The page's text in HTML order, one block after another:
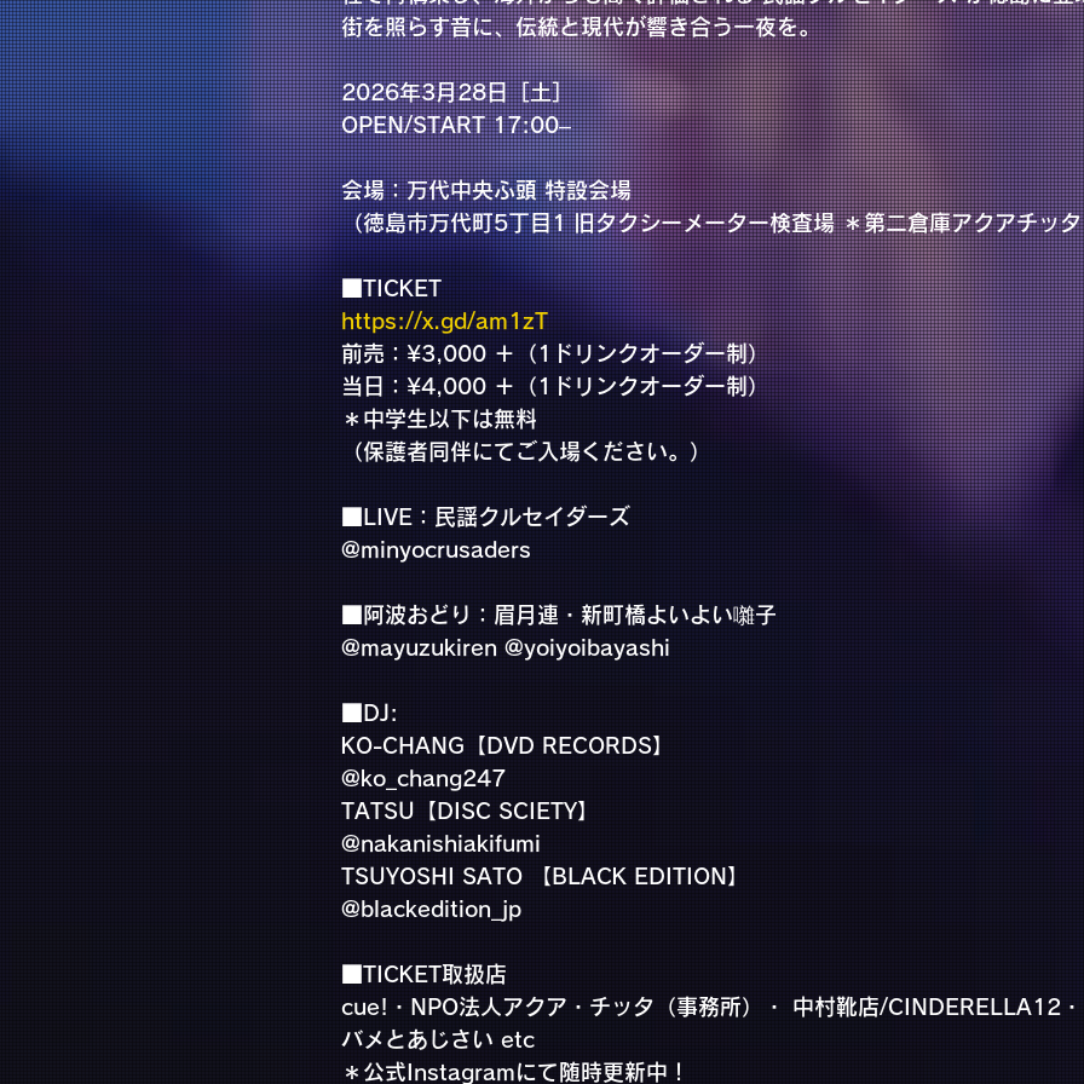
街を照らす音に、伝統と現代が響き合う一夜を。
2026年3月28日［土］
OPEN/START 17:00–
会場：万代中央ふ頭 特設会場
（徳島市万代町5丁目1 旧タクシーメーター検査場 ＊第二倉庫アクアチッ
■TICKET
https://x.gd/am1zT
前売：¥3,000 ＋（1ドリンクオーダー制）
当日：¥4,000 ＋（1ドリンクオーダー制）
＊中学生以下は無料
（保護者同伴にてご入場ください。）
■LIVE：民謡クルセイダーズ
@minyocrusaders
■阿波おどり：眉月連・新町橋よいよい囃子
@mayuzukiren @yoiyoibayashi
■DJ:
KO-CHANG【DVD RECORDS】
@ko_chang247
TATSU【DISC SCIETY】
@nakanishiakifumi
TSUYOSHI SATO 【BLACK EDITION】
@blackedition_jp
■TICKET取扱店
cue!・NPO法人アクア・チッタ（事務所）・ 中村靴店/CINDERELLA12
バメとあじさい etc
＊公式Instagramにて随時更新中！